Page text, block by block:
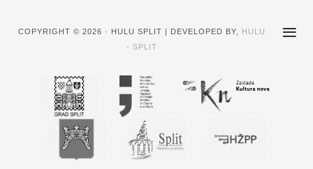
COPYRIGHT © 2026 · HULU SPLIT | DEVELOPED BY,
HULU
- SPLIT